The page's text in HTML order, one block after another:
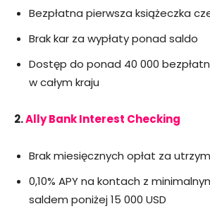
Bezpłatna pierwsza książeczka
Brak kar za wypłaty ponad saldo
Dostęp do ponad 40 000
w całym kraju
2.Ally Bank Interest Checking
Brak miesięcznych opłat za
0,10% APY na kontach z
saldem poniżej 15 000 USD